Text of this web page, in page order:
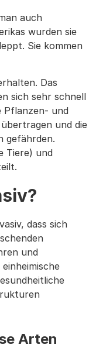
auch
wurden sie
Sie kommen
Das
sich sehr schnell
Pflanzen- und
und die
gefährden.
Tiere) und
dass sich
und
Arten